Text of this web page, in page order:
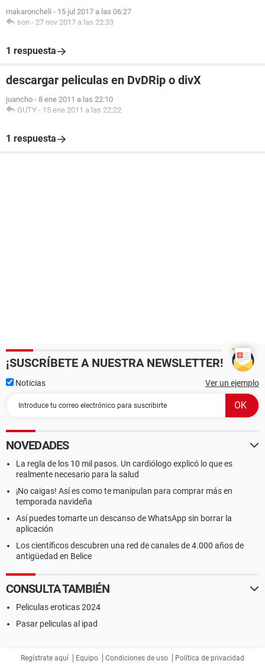
makaroncheli - 15 jul 2017 a las 06:27
son - 27 nov 2017 a las 22:33
1 respuesta
descargar peliculas en DvDRip o divX
juancho - 8 ene 2011 a las 22:10
GUTY - 15 ene 2011 a las 22:22
1 respuesta
¡SUSCRÍBETE A NUESTRA NEWSLETTER!
Noticias Ver un ejemplo
NOVEDADES
La regla de los 10 mil pasos. Un cardiólogo explicó lo que es
realmente necesario para la salud
¡No caigas! Así es como te manipulan para comprar más en
temporada navideña
Así puedes tomarte un descanso de WhatsApp sin borrar la
aplicación
Los científicos descubren una red de canales de 4.000 años de
antigüedad en Belice
CONSULTA TAMBIÉN
Peliculas eroticas 2024
Pasar peliculas al ipad
Regístrate aquí Equipo Condiciones de uso Política de privacidad